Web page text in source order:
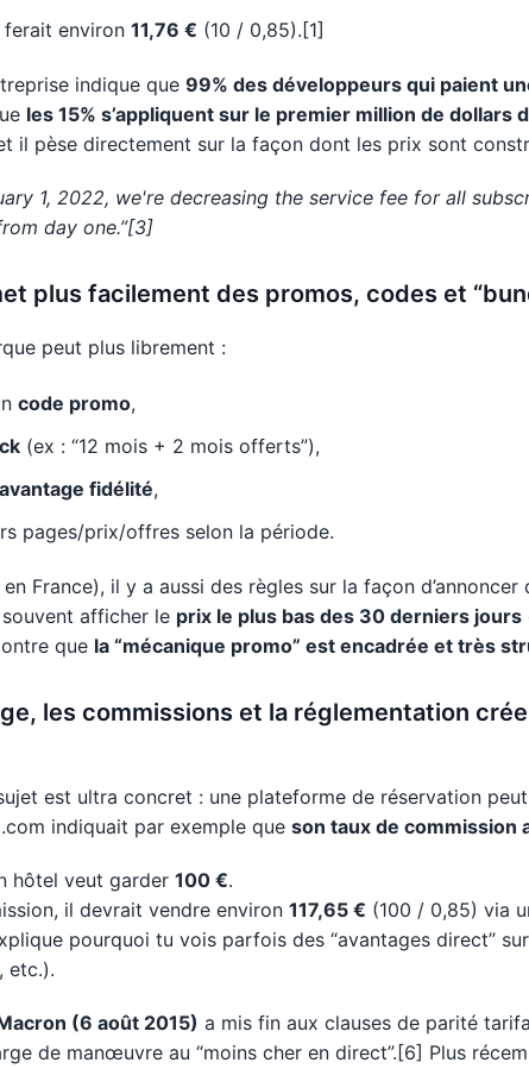
ferait environ 11,76 € (10 / 0,85).[1]
indique que 99% des développeurs qui paient
les 15% s’appliquent sur le premier million de dollars
il pèse directement sur la façon dont les prix sont
1, 2022, we're decreasing the service fee for all
day one.”[3]
plus facilement des promos, codes et
peut plus librement :
code promo,
(ex : “12 mois + 2 mois offerts”),
avantage fidélité,
pages/prix/offres selon la période.
France), il y a aussi des règles sur la façon
afficher le prix le plus bas des 30 derniers jours
que la “mécanique promo” est encadrée et très
les commissions et la réglementation
est ultra concret : une plateforme de réservation
indiquait par exemple que son taux de commission
hôtel veut garder 100 €.
il devrait vendre environ 117,65 € (100 / 0,85) via
pourquoi tu vois parfois des “avantages direct”
etc.).
(6 août 2015) a mis fin aux clauses de parité
de manœuvre au “moins cher en direct”.[6] Plus